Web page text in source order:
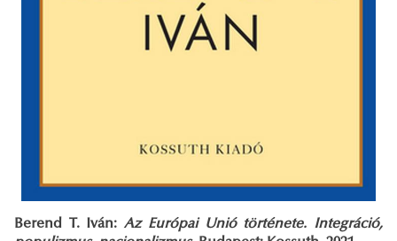
Berend T. Iván:Az Európai Unió története. Integráció,